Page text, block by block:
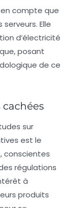
compte que
Elle
d’électricité
posant
de ce
sur
est le
conscientes
régulations
à
produits